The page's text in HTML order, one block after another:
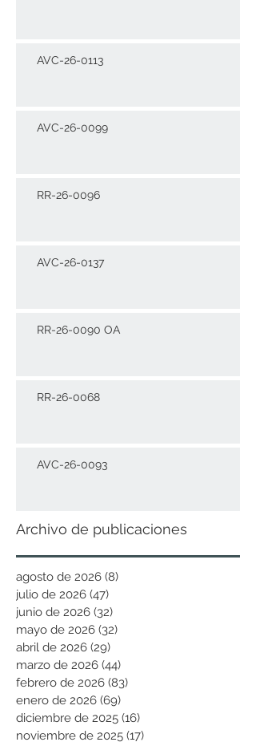
AVC-26-0113
AVC-26-0099
RR-26-0096
AVC-26-0137
RR-26-0090 OA
RR-26-0068
AVC-26-0093
Archivo de publicaciones
agosto de 2026 (8)
julio de 2026 (47)
junio de 2026 (32)
mayo de 2026 (32)
abril de 2026 (29)
marzo de 2026 (44)
febrero de 2026 (83)
enero de 2026 (69)
diciembre de 2025 (16)
noviembre de 2025 (17)